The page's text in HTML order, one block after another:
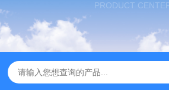
PRODUCT